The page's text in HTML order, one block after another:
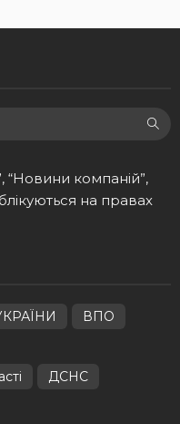
“Новини компаній”,
на правах
ВПО
ДСНС